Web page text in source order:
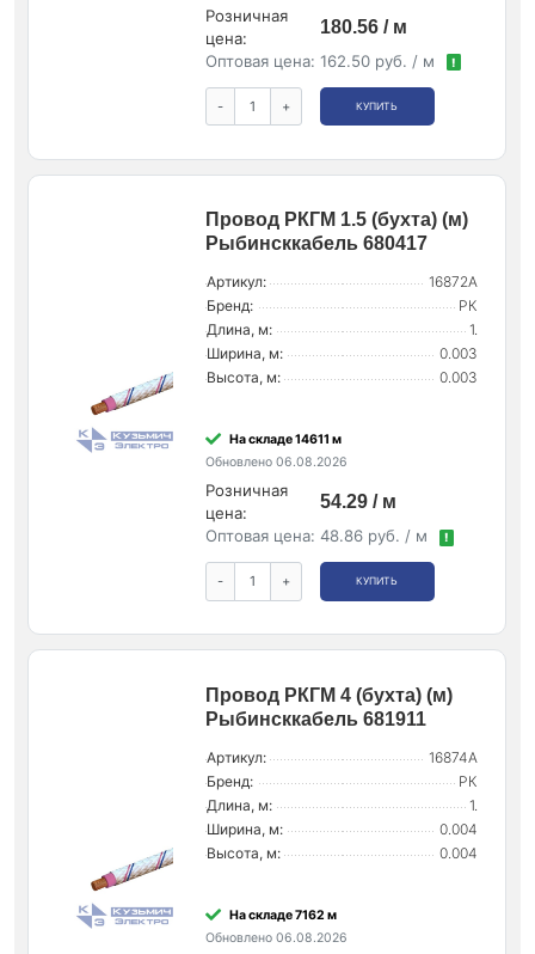
Розничная
цена:
180.56 / м
Оптовая цена: 162.50 руб. / м !
- + КУПИТЬ
Провод РКГМ 1.5 (бухта) (м)
Рыбинсккабель 680417
Артикул:
16872А
Бренд:
РК
Длина, м:
1.
Ширина, м:
0.003
Высота, м:
0.003
На складе 14611 м
Обновлено 06.08.2026
Розничная
цена:
54.29 / м
Оптовая цена: 48.86 руб. / м !
- + КУПИТЬ
Провод РКГМ 4 (бухта) (м)
Рыбинсккабель 681911
Артикул:
16874А
Бренд:
РК
Длина, м:
1.
Ширина, м:
0.004
Высота, м:
0.004
На складе 7162 м
Обновлено 06.08.2026